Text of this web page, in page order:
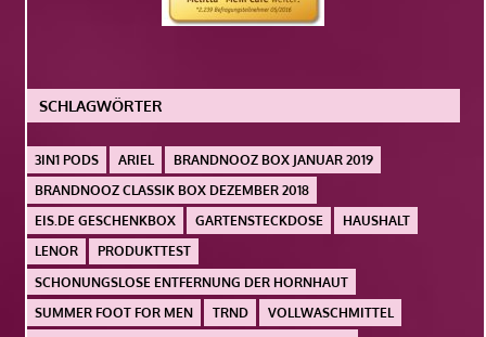
SCHLAGWÖRTER
3IN1 PODS ARIEL
BRANDNOOZ BOX JANUAR 2019
BRANDNOOZ CLASSIK BOX DEZEMBER 2018
EIS.DE GESCHENKBOX
GARTENSTECKDOSE
HAUSHALT
LENOR
PRODUKTTEST
SCHONUNGSLOSE ENTFERNUNG DER HORNHAUT
SUMMER FOOT FOR MEN
TRND
VOLLWASCHMITTEL